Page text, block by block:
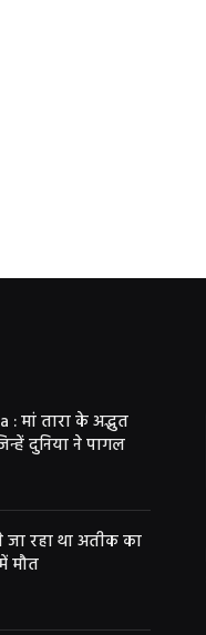
: मां तारा के अद्भुत
दुनिया ने पागल
जा रहा था अतीक का
मौत